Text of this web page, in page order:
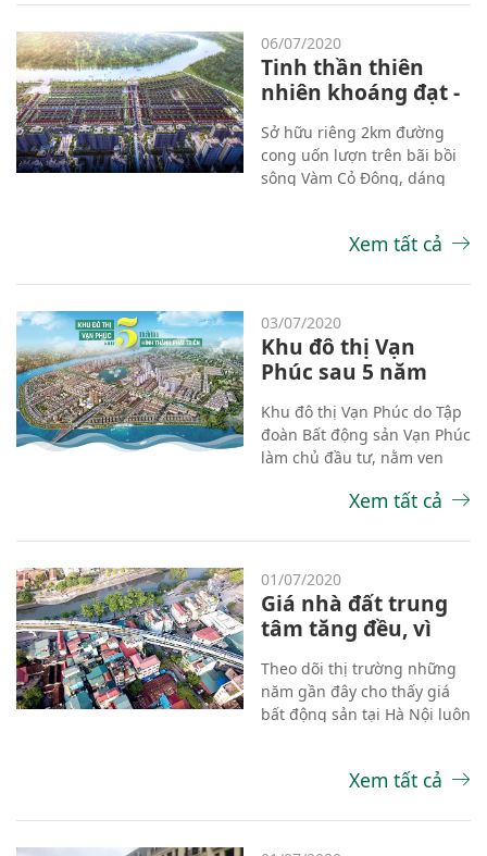
thể hiện ở một vài phân
khúc nổi bật trên thị trường.
06/07/2020
Tinh thần thiên
nhiên khoáng đạt -
phân khu cao cấp
Rivera tại
Waterpoint
Sở hữu riêng 2km đường
cong uốn lượn trên bãi bồi
sông Vàm Cỏ Đông, dáng
đầy sức hút đối với những
khoáng đạt.
Xem tất cả
03/07/2020
Khu đô thị Vạn
Phúc sau 5 năm
triển
Khu đô thị Vạn Phúc do Tập
đoàn Bất động sản Vạn Phúc
làm chủ đầu tư, nằm ven
cửa ngõ Đông Bắc TP HCM,
thuộc phường Hiệp Bình
Phước, quận Thủ Đức. Chỉ
trong vòng 5 năm, Tập đoàn
Vạn Phúc đã đầu tư hơn
10.000 tỷ đồng kiến tạo nên
đô thị ven sông hàng đầu
khu Đông, góp phần vào
phát triển kinh tế xã hội của
Xem tất cả
01/07/2020
Giá nhà đất trung
tâm tăng đều, vì
Theo dõi thị trường những
năm gần đây cho thấy giá
bất động sản tại Hà Nội luôn
nội thành. Đây được cho là
diễn ra tại các nước phát
triển.
Xem tất cả